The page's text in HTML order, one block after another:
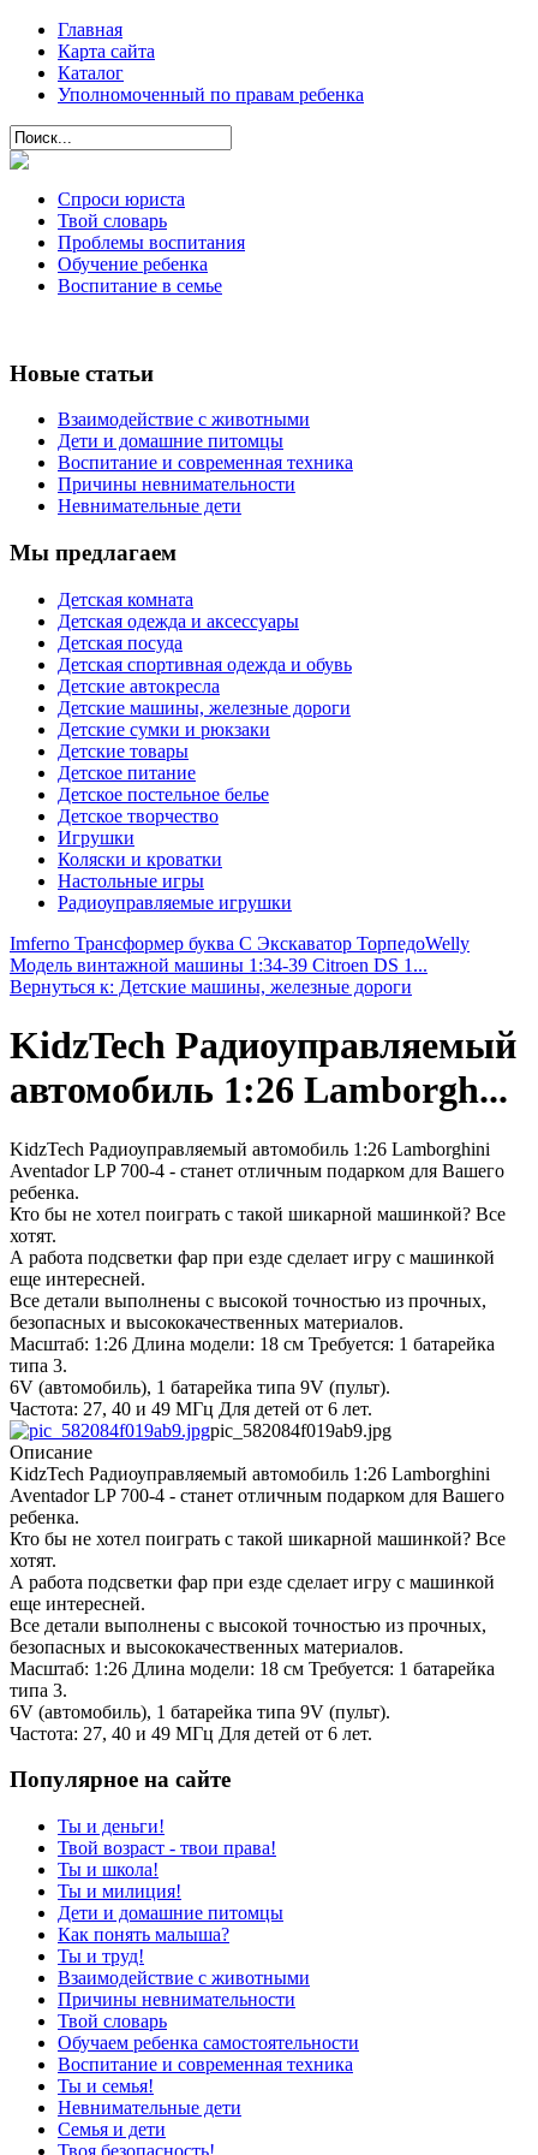
Главная
Карта сайта
Каталог
Уполномоченный по правам ребенка
Спроси юриста
Твой словарь
Проблемы воспитания
Обучение ребенка
Воспитание в семье
Новые статьи
Взаимодействие с животными
Дети и домашние питомцы
Воспитание и современная техника
Причины невнимательности
Невнимательные дети
Мы предлагаем
Детская комната
Детская одежда и аксессуары
Детская посуда
Детская спортивная одежда и обувь
Детские автокресла
Детские машины, железные дороги
Детские сумки и рюкзаки
Детские товары
Детское питание
Детское постельное белье
Детское творчество
Игрушки
Коляски и кроватки
Настольные игры
Радиоуправляемые игрушки
Imferno Трансформер буква С Экскаватор ТорпедоWelly
Модель винтажной машины 1:34-39 Citroen DS 1...
Вернуться к: Детские машины, железные дороги
KidzTech Радиоуправляемый
автомобиль 1:26 Lamborgh...
KidzTech Радиоуправляемый автомобиль 1:26 Lamborghini
Aventador LP 700-4 - станет отличным подарком для Вашего
ребенка.
Кто бы не хотел поиграть с такой шикарной машинкой? Все
хотят.
А работа подсветки фар при езде сделает игру с машинкой
еще интересней.
Все детали выполнены с высокой точностью из прочных,
безопасных и высококачественных материалов.
Масштаб: 1:26 Длина модели: 18 см Требуется: 1 батарейка
типа 3.
6V (автомобиль), 1 батарейка типа 9V (пульт).
Частота: 27, 40 и 49 МГц Для детей от 6 лет.
pic_582084f019ab9.jpg
Описание
KidzTech Радиоуправляемый автомобиль 1:26 Lamborghini
Aventador LP 700-4 - станет отличным подарком для Вашего
ребенка.
Кто бы не хотел поиграть с такой шикарной машинкой? Все
хотят.
А работа подсветки фар при езде сделает игру с машинкой
еще интересней.
Все детали выполнены с высокой точностью из прочных,
безопасных и высококачественных материалов.
Масштаб: 1:26 Длина модели: 18 см Требуется: 1 батарейка
типа 3.
6V (автомобиль), 1 батарейка типа 9V (пульт).
Частота: 27, 40 и 49 МГц Для детей от 6 лет.
Популярное на сайте
Ты и деньги!
Твой возраст - твои права!
Ты и школа!
Ты и милиция!
Дети и домашние питомцы
Как понять малыша?
Ты и труд!
Взаимодействие с животными
Причины невнимательности
Твой словарь
Обучаем ребенка самостоятельности
Воспитание и современная техника
Ты и семья!
Невнимательные дети
Семья и дети